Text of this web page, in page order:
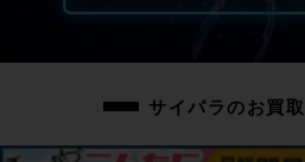
サイパラのお買